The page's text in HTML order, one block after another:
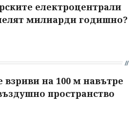
електроцентрали
милиарди годишно?
взриви на 100 м навътре
пространство